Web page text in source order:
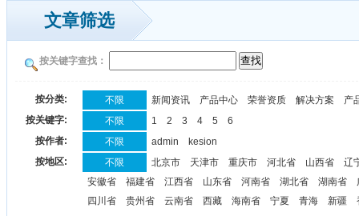
文章筛选
按关键字查找：
按分类: 不限 新闻资讯 产品中心 荣誉资质 解决方案
产
按关键字:
不限 1 2 3 4 5
6
按作者:
不限 admin
kesion
按地区:
不限 北京市 天津市 重庆市 河北省 山西省
辽
安徽省
福建省 江西省 山东省 河南省 湖北省 湖南省
四川省
贵州省 云南省 西藏 海南省 宁夏 青海 新疆